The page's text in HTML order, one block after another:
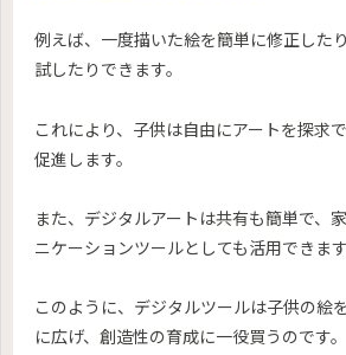
例えば、一度描いた絵を簡単に修正した
試したりできます。
これにより、子供は自由にアートを探求
促進します。
また、デジタルアートは共有も簡単で、
ニケーションツールとしても活用できます
このように、デジタルツールは子供の絵
に広げ、創造性の育成に一役買うのです。